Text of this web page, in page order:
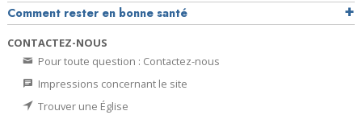
Comment rester en bonne santé
CONTACTEZ-NOUS
Pour toute question : Contactez-nous
Impressions concernant le site
Trouver une Église